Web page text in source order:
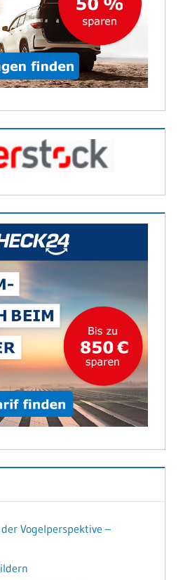
Vogelperspektive –